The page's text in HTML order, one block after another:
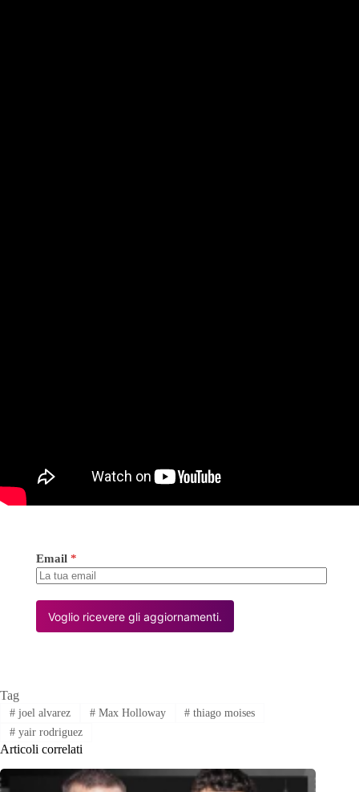
Email *
Voglio ricevere gli aggiornamenti.
Tag
#joel alvarez #Max Holloway # thiago moises
#yair rodriguez
Articoli correlati